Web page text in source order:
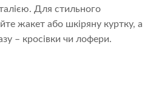
Для стильного
жакет або шкіряну куртку, а
– кросівки чи лофери.